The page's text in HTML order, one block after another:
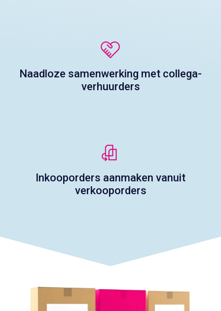
Naadloze samenwerking met collega-
verhuurders
Inkooporders aanmaken vanuit
verkooporders